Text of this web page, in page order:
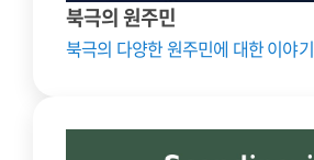
북극의 원주민
북극의 다양한 원주민에 대한 이야기